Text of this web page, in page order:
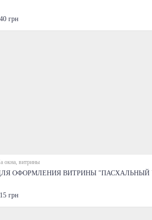
грн
окна, витрины
ОФОРМЛЕНИЯ ВИТРИНЫ "ПАСХАЛЬНЫЙ
грн